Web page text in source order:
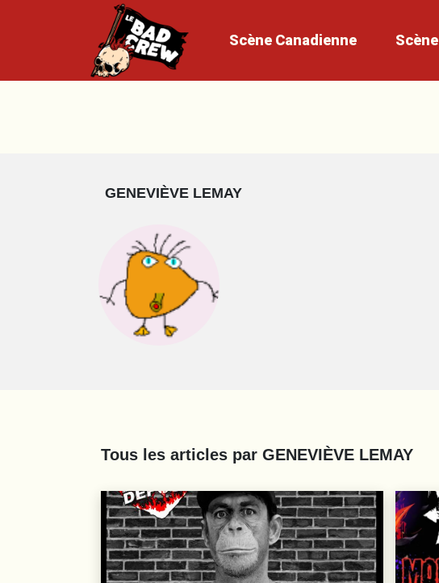
Scène Canadienne Scène
GENEVIÈVE LEMAY
Tous les articles par GENEVIÈVE LEMAY